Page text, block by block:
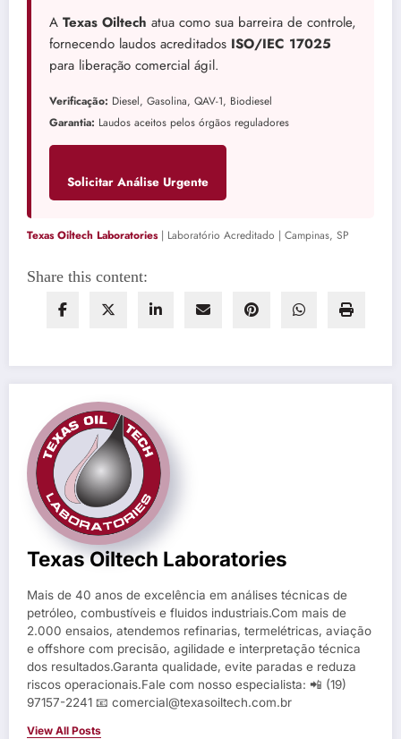
A Texas Oiltech atua como sua barreira de controle,
fornecendo laudos acreditados ISO/IEC 17025
para liberação comercial ágil.
Verificação: Diesel, Gasolina, QAV-1, Biodiesel
Garantia: Laudos aceitos pelos órgãos reguladores
Solicitar Análise Urgente
Texas Oiltech Laboratories| Laboratório Acreditado | Campinas, SP
Share this content:
Texas Oiltech Laboratories
Mais de 40 anos de excelência em análises técnicas de
petróleo, combustíveis e fluidos industriais.Com mais de
2.000 ensaios, atendemos refinarias, termelétricas, aviação
e offshore com precisão, agilidade e interpretação técnica
dos resultados.Garanta qualidade, evite paradas e reduza
riscos operacionais.Fale com nosso especialista: 📲 (19)
97157-2241 📧 comercial@texasoiltech.com.br
View All Posts